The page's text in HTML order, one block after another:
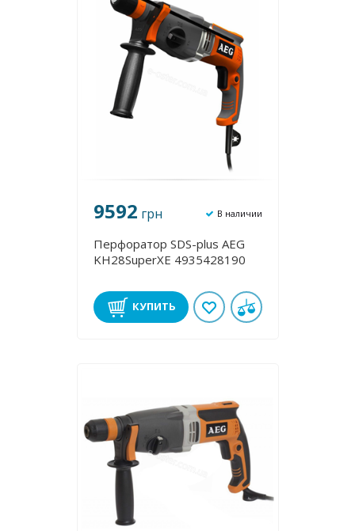
9592 грн В наличии
Перфоратор SDS-plus AEG
KH28SuperXE 4935428190
КУПИТЬ